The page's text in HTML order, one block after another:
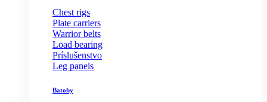
Chest rigs
Plate carriers
Warrior belts
Load bearing
Príslušenstvo
Leg panels
Batohy